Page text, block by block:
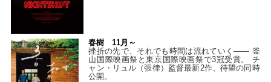
春樹 11月～
挫折の先で、それでも時間は流れていく—— 釜
山国際映画祭と東京国際映画祭で3冠受賞。 チ
ャン・リュル（張律）監督最新2作、待望の同時
公開。